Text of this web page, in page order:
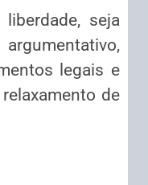
seja
legais e
de